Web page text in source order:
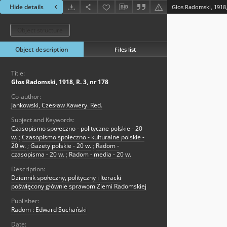
Hide details Głos Radomski,
Object description Files list
Title:
Głos Radomski, 1918, R. 3, nr 178
Co-author:
Jankowski, Czesław Xawery. Red.
Subject and Keywords:
Czasopismo społeczno - polityczne polskie - 20
w. ; Czasopismo społeczno - kulturalne polskie -
20 w. ; Gazety polskie - 20 w. ; Radom -
czasopisma - 20 w. ; Radom - media - 20 w.
Description:
Dziennik społeczny, polityczny i lteracki
poświęcony głównie sprawom Ziemi Radomskiej
Publisher:
Radom : Edward Suchański
Date: